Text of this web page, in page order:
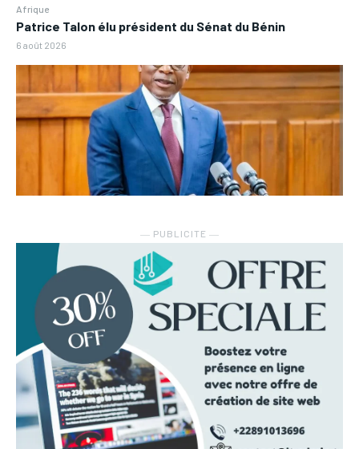
Afrique
Patrice Talon élu président du Sénat du Bénin
6 août 2026
― PUBLICITE ―